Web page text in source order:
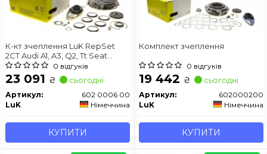
К-кт зчеплення LuK RepSet
2CT Audi A1, A3, Q2, Tt Seat
Altea, Altea Xl, Ateca 1.0-1.8
05.03-
0 відгуків
23 091 ₴ сьогодні
Артикул:
602 0006 00
LuK
Німеччина
КУПИТИ
Комплект зчеплення
0 відгуків
19 442 ₴ сьогодні
Артикул:
602000200
LuK
Німеччина
КУПИТИ